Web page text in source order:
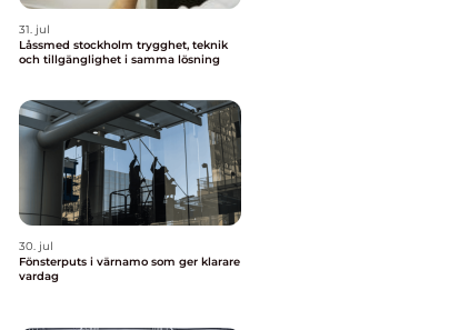
31. jul
Låssmed stockholm trygghet, teknik
och tillgänglighet i samma lösning
30. jul
Fönsterputs i värnamo som ger klarare
vardag